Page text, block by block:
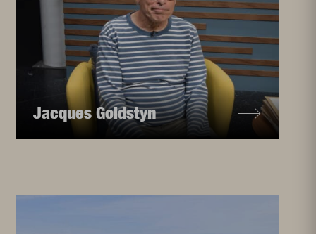
Jacques Goldstyn